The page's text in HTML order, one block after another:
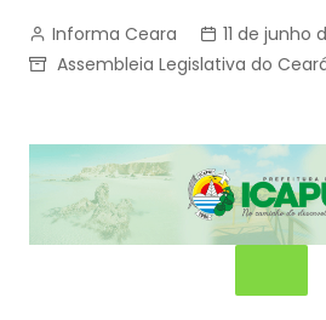
Informa Ceara
11 de junho
Assembleia Legislativa do